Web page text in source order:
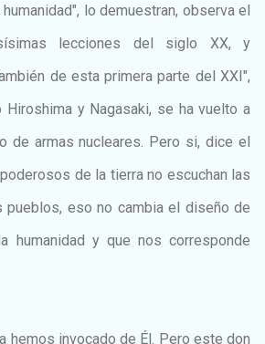
lo demuestran, observa el
lecciones del siglo XX, y
de esta primera parte del XXI",
Hiroshima y Nagasaki, se ha vuelto a
de armas nucleares. Pero si, dice el
de la tierra no escuchan las
pueblos, eso no cambia el diseño de
humanidad y que nos corresponde
hemos invocado de Él. Pero este don